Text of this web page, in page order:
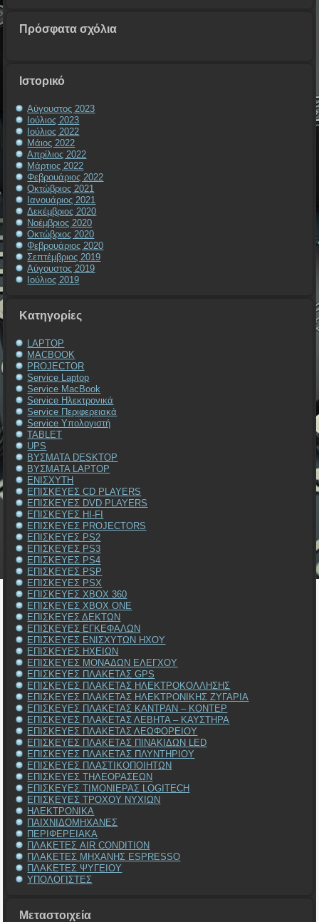
Πρόσφατα σχόλια
Ιστορικό
Αύγουστος 2023
Ιούλιος 2023
Ιούλιος 2022
Μάιος 2022
Απρίλιος 2022
Μάρτιος 2022
Φεβρουάριος 2022
Οκτώβριος 2021
Ιανουάριος 2021
Δεκέμβριος 2020
Νοέμβριος 2020
Οκτώβριος 2020
Φεβρουάριος 2020
Σεπτέμβριος 2019
Αύγουστος 2019
Ιούλιος 2019
Kατηγορίες
LAPTOP
MACBOOK
PROJECTOR
Service Laptop
Service MacBook
Service Ηλεκτρονικά
Service Περιφερειακά
Service Υπολογιστή
TABLET
UPS
ΒΥΣΜΑΤΑ DESKTOP
ΒΥΣΜΑΤΑ LAPTOP
ΕΝΙΣΧΥΤΗ
ΕΠΙΣΚΕΥΕΣ CD PLAYERS
ΕΠΙΣΚΕΥΕΣ DVD PLAYERS
ΕΠΙΣΚΕΥΕΣ HI-FI
ΕΠΙΣΚΕΥΕΣ PROJECTORS
ΕΠΙΣΚΕΥΕΣ PS2
ΕΠΙΣΚΕΥΕΣ PS3
ΕΠΙΣΚΕΥΕΣ PS4
ΕΠΙΣΚΕΥΕΣ PSP
ΕΠΙΣΚΕΥΕΣ PSX
ΕΠΙΣΚΕΥΕΣ XBOX 360
ΕΠΙΣΚΕΥΕΣ XBOX ONE
ΕΠΙΣΚΕΥΕΣ ΔΕΚΤΩΝ
ΕΠΙΣΚΕΥΕΣ ΕΓΚΕΦΑΛΩΝ
ΕΠΙΣΚΕΥΕΣ ΕΝΙΣΧΥΤΩΝ ΗΧΟΥ
ΕΠΙΣΚΕΥΕΣ ΗΧΕΙΩΝ
ΕΠΙΣΚΕΥΕΣ ΜΟΝΑΔΩΝ ΕΛΕΓΧΟΥ
ΕΠΙΣΚΕΥΕΣ ΠΛΑΚΕΤΑΣ GPS
ΕΠΙΣΚΕΥΕΣ ΠΛΑΚΕΤΑΣ ΗΛΕΚΤΡΟΚΟΛΛΗΣΗΣ
ΕΠΙΣΚΕΥΕΣ ΠΛΑΚΕΤΑΣ ΗΛΕΚΤΡΟΝΙΚΗΣ ΖΥΓΑΡΙΑ
ΕΠΙΣΚΕΥΕΣ ΠΛΑΚΕΤΑΣ ΚΑΝΤΡΑΝ – ΚΟΝΤΕΡ
ΕΠΙΣΚΕΥΕΣ ΠΛΑΚΕΤΑΣ ΛΕΒΗΤΑ – ΚΑΥΣΤΗΡΑ
ΕΠΙΣΚΕΥΕΣ ΠΛΑΚΕΤΑΣ ΛΕΩΦΟΡΕΙΟΥ
ΕΠΙΣΚΕΥΕΣ ΠΛΑΚΕΤΑΣ ΠΙΝΑΚΙΔΩΝ LED
ΕΠΙΣΚΕΥΕΣ ΠΛΑΚΕΤΑΣ ΠΛΥΝΤΗΡΙΟΥ
ΕΠΙΣΚΕΥΕΣ ΠΛΑΣΤΙΚΟΠΟΙΗΤΩΝ
ΕΠΙΣΚΕΥΕΣ ΤΗΛΕΟΡΑΣΕΩΝ
ΕΠΙΣΚΕΥΕΣ ΤΙΜΟΝΙΕΡΑΣ LOGITECH
ΕΠΙΣΚΕΥΕΣ ΤΡΟΧΟΥ ΝΥΧΙΩΝ
ΗΛΕΚΤΡΟΝΙΚΑ
ΠΑΙΧΝΙΔΟΜΗΧΑΝΕΣ
ΠΕΡΙΦΕΡΕΙΑΚΑ
ΠΛΑΚΕΤΕΣ AIR CONDITION
ΠΛΑΚΕΤΕΣ ΜΗΧΑΝΗΣ ESPRESSO
ΠΛΑΚΕΤΕΣ ΨΥΓΕΙΟΥ
ΥΠΟΛΟΓΙΣΤΕΣ
Μεταστοιχεία